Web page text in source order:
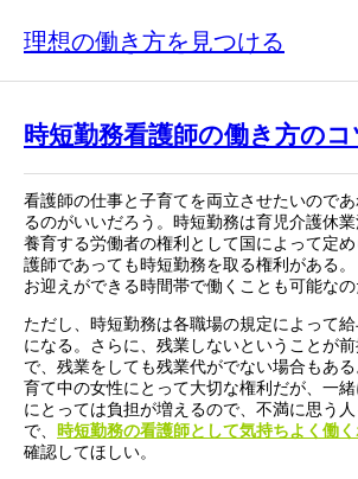
理想の働き方を見つける
時短勤務看護師の働き方のコ
看護師の仕事と子育てを両立させたいので
るのがいいだろう。時短勤務は育児介護休
養育する労働者の権利として国によって定
護師であっても時短勤務を取る権利がある
お迎えができる時間帯で働くことも可能なの
ただし、時短勤務は各職場の規定によって
になる。さらに、残業しないということが
で、残業をしても残業代がでない場合もあ
育て中の女性にとって大切な権利だが、一
にとっては負担が増えるので、不満に思う
で、 時短勤務の看護師として気持ちよく働く
確認してほしい。